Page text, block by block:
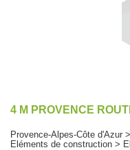
4 M PROVENCE
Provence-Alpes-Côte d'Azur
Eléments de construction >